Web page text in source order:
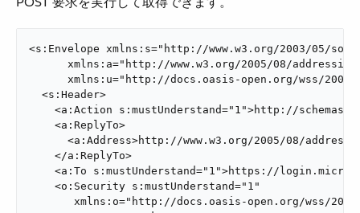
<s:Envelope xmlns:s="http://www.w3.org/2003/05/
xmlns:a="http://www.w3.org/2005/08/
xmlns:u="http://docs.oasis-open.org/wss/
  <s:Header>
<a:Action s:mustUnderstand="1">http://
    <a:ReplyTo>
<a:Address>http://www.w3.org/2005/08/
    </a:ReplyTo>
<a:To s:mustUnderstand="1">https://
    <o:Security s:mustUnderstand="1"
xmlns:o="http://docs.oasis-open.org/wss/